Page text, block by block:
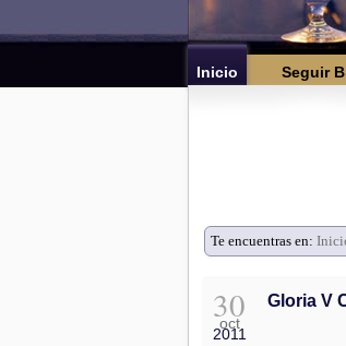
Inicio Seguir
Te encuentras en:
30
oct
2011
Gloria V